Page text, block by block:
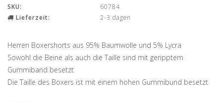
SKU:
60784
Lieferzeit:
2-3 dagen
Herren Boxershorts aus 95% Baumwolle und 5% Lycra
Sowohl die Beine als auch die Taille sind mit geripptem
Gummiband besetzt
Die Taille des Boxers ist mit einem hohen Gummibund besetzt